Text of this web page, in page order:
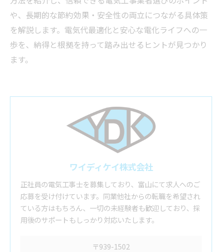
や、長期的な節約効果・安全性の両立につながる具体策
を解説します。電気代最適化と安心な電化ライフへの一
歩を、納得と根拠を持って踏み出せるヒントが見つかり
ます。
ワイディケイ株式会社
正社員の電気工事士を募集しており、富山にて求人へのご
応募を受け付けています。同業他社からの転職を希望され
ている方はもちろん、一切の未経験者も歓迎しており、採
用後のサポートもしっかり対応いたします。
〒939-1502